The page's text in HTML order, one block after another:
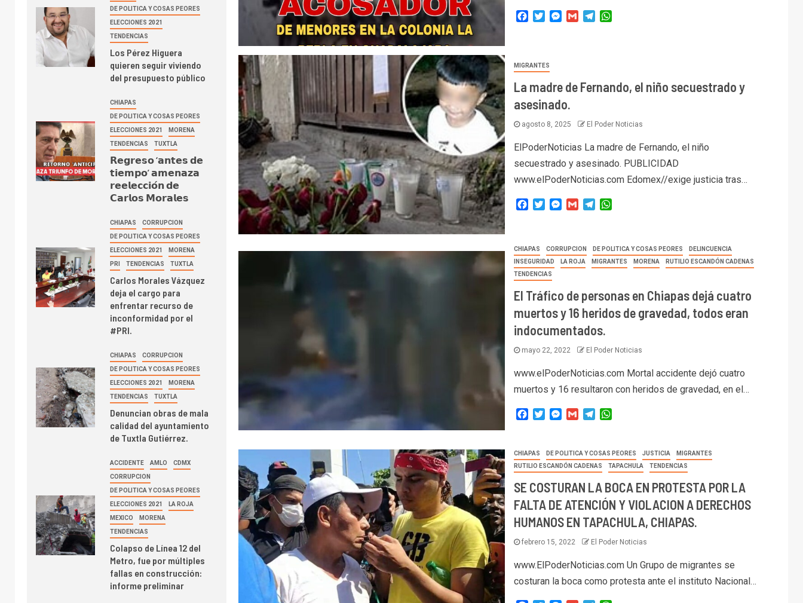
Facebook
TwitterMessenger
GmailTelegram
MIGRANTES
La madre de Fernando, el niño secuestrado y
asesinado.
agosto 8, 2025 El Poder Noticias
ElPoderNoticias La madre de Fernando, el niño
secuestrado y asesinado. PUBLICIDAD
www.elPoderNoticias.com Edomex//exige justicia tras…
Facebook
TwitterMessenger
GmailTelegram
CHIAPAS CORRUPCION DE POLITICA Y COSAS PEORES
DELINCUENCIA
INSEGURIDAD
LA ROJA MIGRANTES MORENA
RUTILIO ESCANDÓN CADENAS
TENDENCIAS
El Tráfico de personas en Chiapas dejá cuatro
muertos y 16 heridos de gravedad, todos eran
indocumentados.
mayo 22, 2022 El Poder Noticias
www.elPoderNoticias.com Mortal accidente dejó cuatro
muertos y 16 resultaron con heridos de gravedad, en el…
Facebook
TwitterMessenger
GmailTelegram
CHIAPAS DE POLITICA Y COSAS PEORES JUSTICIA
MIGRANTES
RUTILIO ESCANDÓN CADENAS
TAPACHULA TENDENCIAS
SE COSTURAN LA BOCA EN PROTESTA POR LA
FALTA DE ATENCIÓN Y VIOLACION A DERECHOS
HUMANOS EN TAPACHULA, CHIAPAS.
febrero 15, 2022 El Poder Noticias
www.ElPoderNoticias.com Un Grupo de migrantes se
costuran la boca como protesta ante el instituto Nacional…
DE POLITICA Y COSAS PEORES
ELECCIONES 2021
TENDENCIAS
Los Pérez Higuera
quieren seguir viviendo
del presupuesto público
CHIAPAS
DE POLITICA Y COSAS PEORES
ELECCIONES 2021 MORENA
TENDENCIAS TUXTLA
𝗥𝗲𝗴𝗿𝗲𝘀𝗼 ‘𝗮𝗻𝘁𝗲𝘀 𝗱𝗲
𝘁𝗶𝗲𝗺𝗽𝗼’ 𝗮𝗺𝗲𝗻𝗮𝘇𝗮
𝗿𝗲𝗲𝗹𝗲𝗰𝗰𝗶𝗼́𝗻 𝗱𝗲
𝗖𝗮𝗿𝗹𝗼𝘀 𝗠𝗼𝗿𝗮𝗹𝗲𝘀
CHIAPAS CORRUPCION
DE POLITICA Y COSAS PEORES
ELECCIONES 2021 MORENA
PRI TENDENCIAS TUXTLA
Carlos Morales Vázquez
deja el cargo para
enfrentar recurso de
inconformidad por el
#PRI.
CHIAPAS CORRUPCION
DE POLITICA Y COSAS PEORES
ELECCIONES 2021 MORENA
TENDENCIAS TUXTLA
Denuncian obras de mala
calidad del ayuntamiento
de Tuxtla Gutiérrez.
ACCIDENTE AMLO CDMX
CORRUPCION
DE POLITICA Y COSAS PEORES
ELECCIONES 2021 LA ROJA
MEXICO MORENA
TENDENCIAS
Colapso de Línea 12 del
Metro, fue por múltiples
fallas en construcción:
informe preliminar